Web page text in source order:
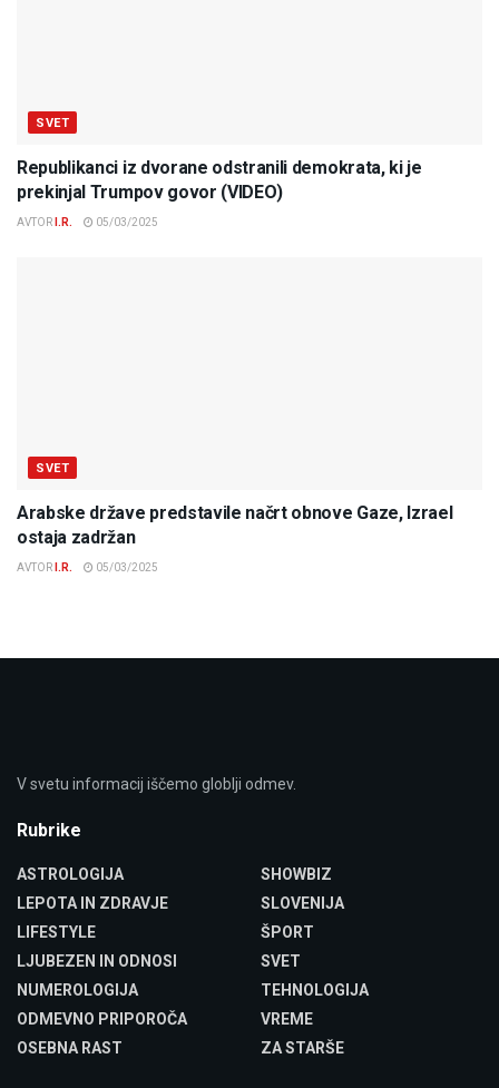
SVET
Republikanci iz dvorane odstranili demokrata, ki je
prekinjal Trumpov govor (VIDEO)
AVTOR I.R. 05/03/2025
SVET
Arabske države predstavile načrt obnove Gaze, Izrael
ostaja zadržan
AVTOR I.R. 05/03/2025
V svetu informacij iščemo globlji odmev.
Rubrike
ASTROLOGIJA
LEPOTA IN ZDRAVJE
LIFESTYLE
LJUBEZEN IN ODNOSI
NUMEROLOGIJA
ODMEVNO PRIPOROČA
OSEBNA RAST
SHOWBIZ
SLOVENIJA
ŠPORT
SVET
TEHNOLOGIJA
VREME
ZA STARŠE